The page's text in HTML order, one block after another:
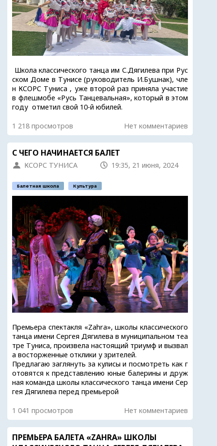
Школа классического танца им С.Дягилева при Рус
ском Доме в Тунисе (руководитель И.Бушнак), чле
н КСОРС Туниса , уже второй раз приняла участие
в флешмобе «Русь Танцевальная», который в этом
году отметил свой 10-й юбилей.
1 218 просмотров Нет комментариев
С ЧЕГО НАЧИНАЕТСЯ БАЛЕТ
КСОРС ТУНИСА 19:35, 21 июня, 2024
Балетная школа Культура
Премьера спектакля «Zahra», школы классического
танца имени Сергея Дягилева в муниципальном теа
тре Туниса, произвела настоящий триумф и вызвал
а восторженные отклики у зрителей.
Предлагаю заглянуть за кулисы и посмотреть как г
отовятся к представлению юные балерины и друж
ная команда школы классического танца имени Сер
гея Дягилева перед премьерой
1 041 просмотров Нет комментариев
ПРЕМЬЕРА БАЛЕТА «ZAHRA» ШКОЛЫ